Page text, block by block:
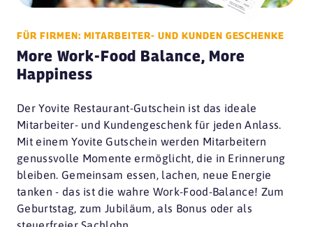
FÜR FIRMEN: MITARBEITER- UND KUNDEN GESCHENKE
More Work-Food Balance, More
Happiness
Der Yovite Restaurant-Gutschein ist das ideale
Mitarbeiter- und Kundengeschenk für jeden Anlass.
Mit einem Yovite Gutschein werden Mitarbeitern
genussvolle Momente ermöglicht, die in Erinnerung
bleiben. Gemeinsam essen, lachen, neue Energie
tanken - das ist die wahre Work-Food-Balance! Zum
Geburtstag, zum Jubiläum, als Bonus oder als